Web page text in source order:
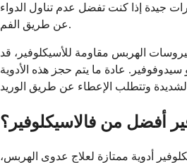
جيدة إذا كنت تفضل عدم تناول الدواء
عن طريق الفم.
الهربس مقاومة للأسيكلوفير، قد
عادة ما يتم حجز هذه الأدوية
أفضل من فالاسيكلوفير؟
أدوية ممتازة لعلاج عدوى الهربس،